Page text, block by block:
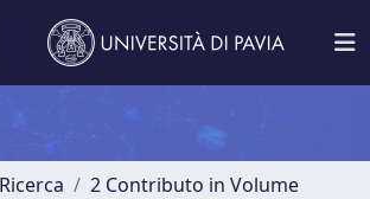
2 Contributo in Volume